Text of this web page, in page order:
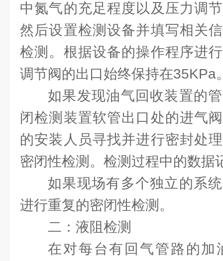
中氮气的充足程度以及压力调
然后设置检测设备并填写相关
检测。根据设备的操作程序进
调节阀的出口始终保持在35KPa
如果发现油气回收装置的
闭检测装置软管出口处的进气
的安装人员寻找并进行密封处
密闭性检测。检测过程中的数据
如果现场有多个独立的系
进行重复的密闭性检测。
二：液阻检测
在对每台有回气管路的加